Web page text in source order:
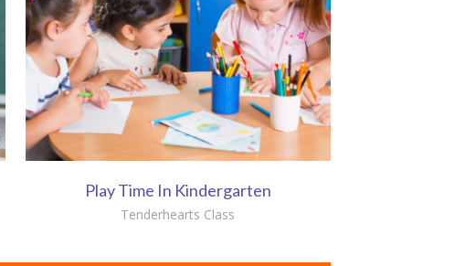
Play Time In Kindergarten
Tenderhearts Class